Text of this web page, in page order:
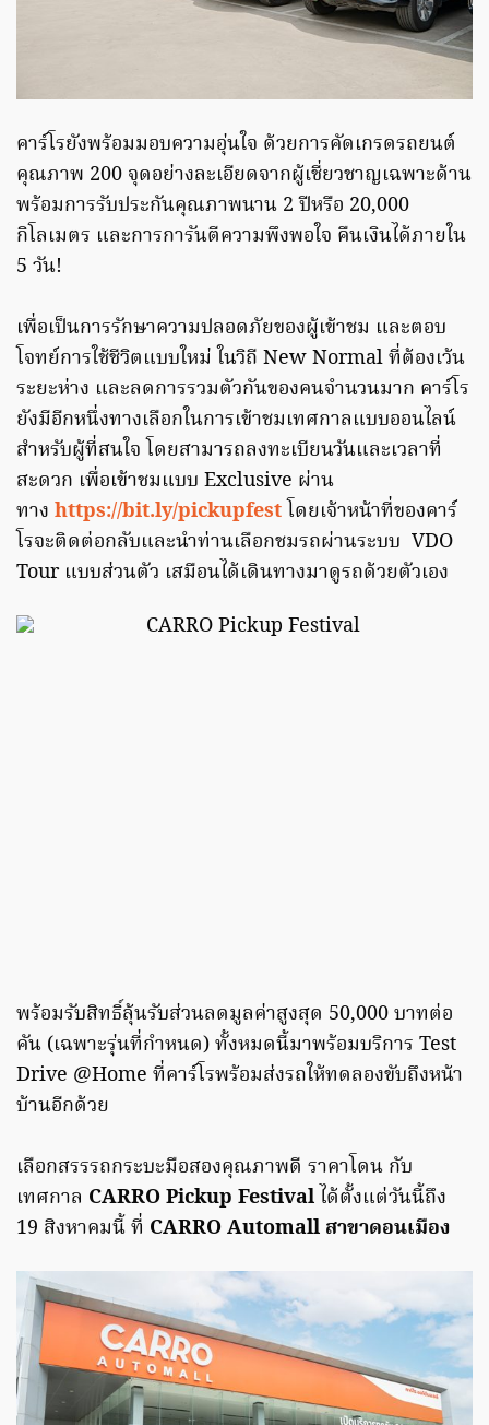
คาร์โรยังพร้อมมอบความอุ่นใจ ด้วยการคัดเกรดรถยนต์
คุณภาพ 200 จุดอย่างละเอียดจากผู้เชี่ยวชาญเฉพาะด้าน
พร้อมการรับประกันคุณภาพนาน 2 ปีหรือ 20,000
กิโลเมตร และการการันตีความพึงพอใจ คืนเงินได้ภายใน
5 วัน!
เพื่อเป็นการรักษาความปลอดภัยของผู้เข้าชม และตอบ
โจทย์การใช้ชีวิตแบบใหม่ ในวิถี New Normal ที่ต้องเว้น
ระยะห่าง และลดการรวมตัวกันของคนจำนวนมาก คาร์โร
ยังมีอีกหนึ่งทางเลือกในการเข้าชมเทศกาลแบบออนไลน์
สำหรับผู้ที่สนใจ โดยสามารถลงทะเบียนวันและเวลาที่
สะดวก เพื่อเข้าชมแบบ Exclusive ผ่าน
ทาง https://bit.ly/pickupfest โดยเจ้าหน้าที่ของคาร์
โรจะติดต่อกลับและนำท่านเลือกชมรถผ่านระบบ VDO
Tour แบบส่วนตัว เสมือนได้เดินทางมาดูรถด้วยตัวเอง
พร้อมรับสิทธิ์ลุ้นรับส่วนลดมูลค่าสูงสุด 50,000 บาทต่อ
คัน (เฉพาะรุ่นที่กำหนด) ทั้งหมดนี้มาพร้อมบริการ Test
Drive @Home ที่คาร์โรพร้อมส่งรถให้ทดลองขับถึงหน้า
บ้านอีกด้วย
เลือกสรรรถกระบะมือสองคุณภาพดี ราคาโดน กับ
เทศกาล CARRO Pickup Festival ได้ตั้งแต่วันนี้ถึง
19 สิงหาคมนี้ ที่ CARRO Automall สาขาดอนเมือง